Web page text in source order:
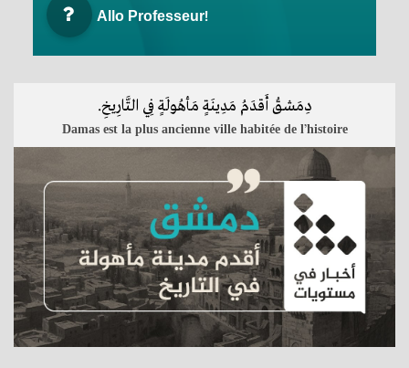
Allo Professeur!
كَيْفَ يَعِيِشُ الْمُسْلِمُونَ فِي برِيطانيا؟
Comment vivent les musulmans en Grande-Bretagne?
Langue des médias Intermédiaire 2